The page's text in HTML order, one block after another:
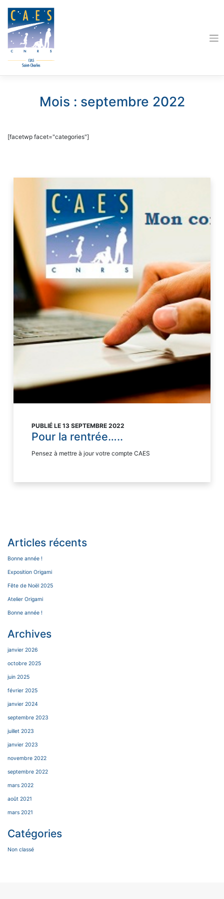
content
Mois : septembre 2022
[facetwp facet="categories"]
PUBLIÉ LE 13 SEPTEMBRE 2022
Pour la rentrée…..
Pensez à mettre à jour votre compte CAES
Articles récents
Bonne année !
Exposition Origami
Fête de Noël 2025
Atelier Origami
Bonne année !
Archives
janvier 2026
octobre 2025
juin 2025
février 2025
janvier 2024
septembre 2023
juillet 2023
janvier 2023
novembre 2022
septembre 2022
mars 2022
août 2021
mars 2021
Catégories
Non classé